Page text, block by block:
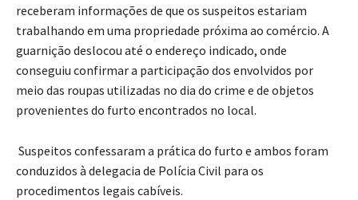
receberam informações de que os suspeitos estariam
trabalhando em uma propriedade próxima ao comércio. A
guarnição deslocou até o endereço indicado, onde
conseguiu confirmar a participação dos envolvidos por
meio das roupas utilizadas no dia do crime e de objetos
provenientes do furto encontrados no local.
Suspeitos confessaram a prática do furto e ambos foram
conduzidos à delegacia de Polícia Civil para os
procedimentos legais cabíveis.